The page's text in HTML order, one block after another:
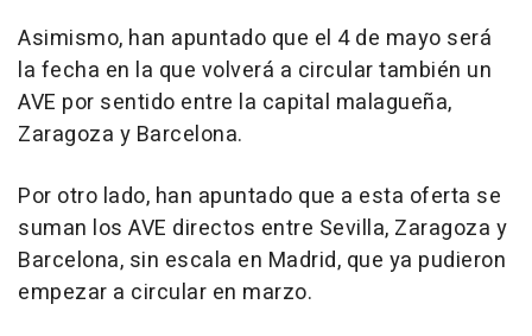
Asimismo, han apuntado que el 4 de mayo será
la fecha en la que volverá a circular también un
AVE por sentido entre la capital malagueña,
Zaragoza y Barcelona.
Por otro lado, han apuntado que a esta oferta se
suman los AVE directos entre Sevilla, Zaragoza y
Barcelona, sin escala en Madrid, que ya pudieron
empezar a circular en marzo.